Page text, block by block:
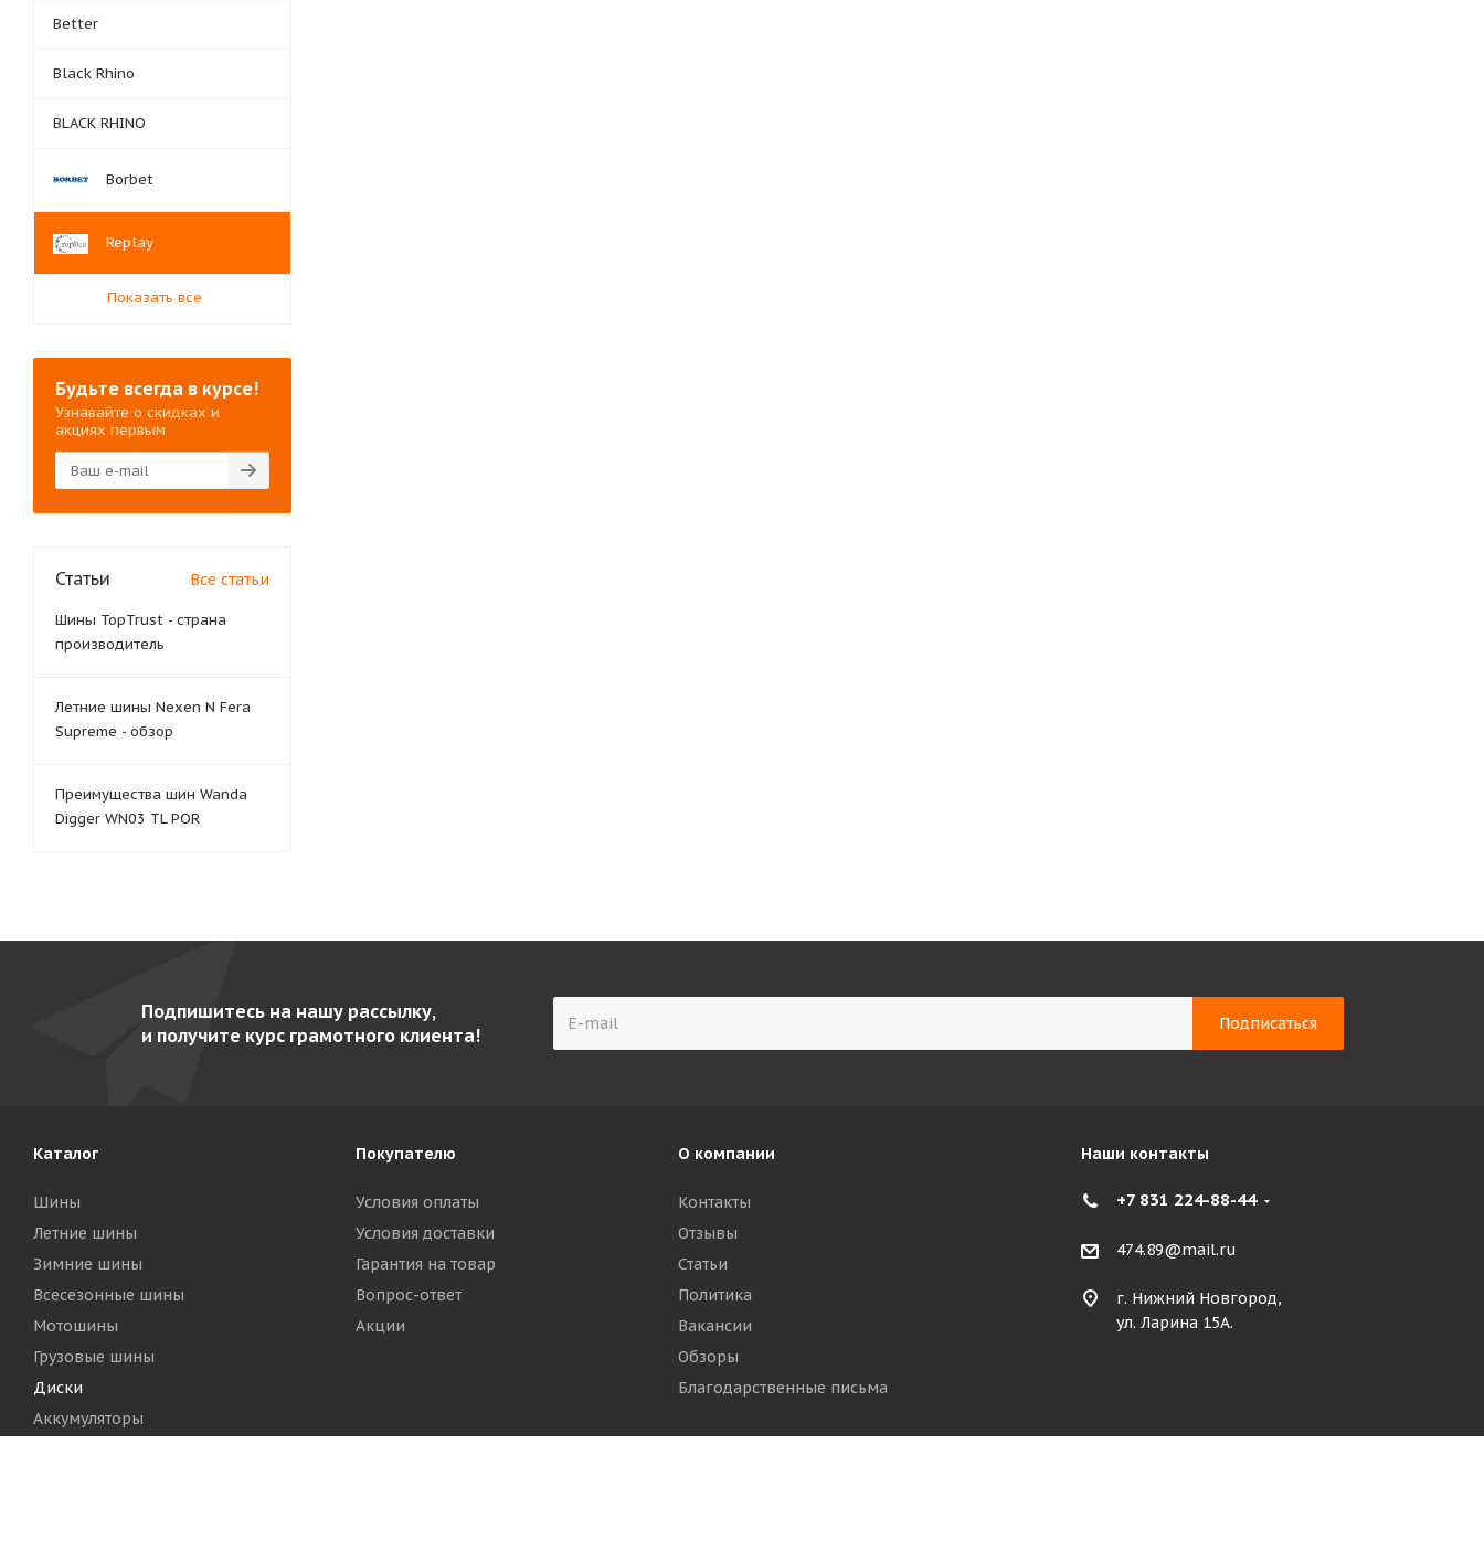
Better
Black Rhino
BLACK RHINO
Borbet
Replay
Показать все
Будьте всегда в курсе!
Узнавайте о скидках и
акциях первым
Статьи Все статьи
Шины TopTrust - страна
производитель
Летние шины Nexen N Fera
Supreme - обзор
Преимущества шин Wanda
Digger WN03 TL POR
Подпишитесь на нашу рассылку,
и получите курс грамотного клиента!
Каталог
Шины
Летние шины
Зимние шины
Всесезонные шины
Мотошины
Грузовые шины
Диски
Аккумуляторы
Покупателю
Условия оплаты
Условия доставки
Гарантия на товар
Вопрос-ответ
Акции
О компании
Контакты
Отзывы
Статьи
Политика
Вакансии
Обзоры
Благодарственные письма
Наши контакты
+7 831 224-88-44
474.89@mail.ru
г. Нижний Новгород,
ул. Ларина 15А.